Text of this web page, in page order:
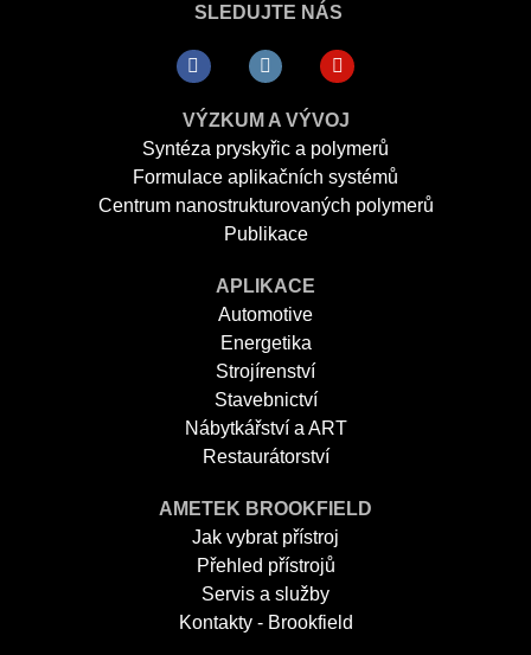
SLEDUJTE NÁS
VÝZKUM A VÝVOJ
Syntéza pryskyřic a polymerů
Formulace aplikačních systémů
Centrum nanostrukturovaných polymerů
Publikace
APLIKACE
Automotive
Energetika
Strojírenství
Stavebnictví
Nábytkářství a ART
Restaurátorství
AMETEK BROOKFIELD
Jak vybrat přístroj
Přehled přístrojů
Servis a služby
Kontakty - Brookfield